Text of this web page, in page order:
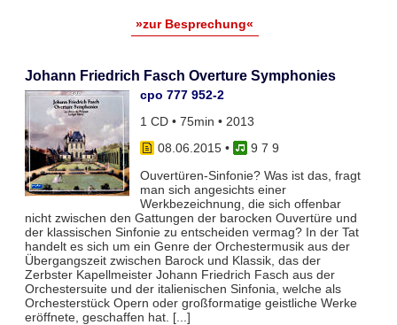
»zur Besprechung«
Johann Friedrich Fasch Overture Symphonies
cpo 777 952-2
1 CD • 75min • 2013
08.06.2015•
9 7 9
Ouvertüren-Sinfonie? Was ist das, fragt
man sich angesichts einer
Werkbezeichnung, die sich offenbar
nicht zwischen den Gattungen der barocken Ouvertüre und
der klassischen Sinfonie zu entscheiden vermag? In der Tat
handelt es sich um ein Genre der Orchestermusik aus der
Übergangszeit zwischen Barock und Klassik, das der
Zerbster Kapellmeister Johann Friedrich Fasch aus der
Orchestersuite und der italienischen Sinfonia, welche als
Orchesterstück Opern oder großformatige geistliche Werke
eröffnete, geschaffen hat. [...]